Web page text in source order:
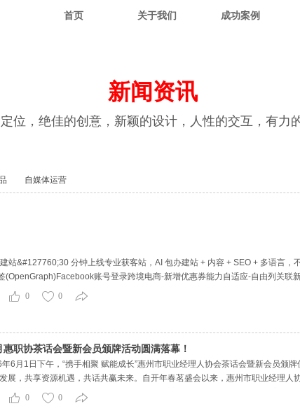
首页 关于我们 成功案例
新闻资讯
位，绝佳的创意，新颖的设计，人性的交互，有力
自媒体运营
站&#127760;30 分钟上线专业获客站，AI 包办建站 + 内容 + SEO + 多语言
(OpenGraph)Facebook账号登录跨境电商-新增优惠券能力自适应-自由列关
圈选操作自适应-图片模块支持缩放设置跨境电商-新增对公支付/银行汇款
0 0
职协茶话会暨新会员颁牌活动圆满落幕！
6月1日下午，“携手相聚 赋能成长”惠州市职业经理人协会茶话会暨新会员颁
展，共享资源机遇，共话共赢未来。自开年春茗盛会以来，惠州市职业经理
质交流平台。2026年，协会在各位领导的悉心指导、全体新老会员的同心聚力
0 0